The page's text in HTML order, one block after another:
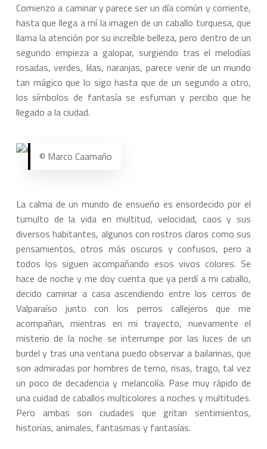
Comienzo a caminar y parece ser un día común y corriente,
hasta que llega a mí la imagen de un caballo turquesa, que
llama la atención por su increíble belleza, pero dentro de un
segundo empieza a galopar, surgiendo tras el melodías
rosadas, verdes, lilas, naranjas, parece venir de un mundo
tan mágico que lo sigo hasta que de un segundo a otro,
los símbolos de fantasía se esfuman y percibo que he
llegado a la ciudad.
© Marco Caamaño
La calma de un mundo de ensueño es ensordecido por el
tumulto de la vida en multitud, velocidad, caos y sus
diversos habitantes, algunos con rostros claros como sus
pensamientos, otros más oscuros y confusos, pero a
todos los siguen acompañando esos vivos colores. Se
hace de noche y me doy cuenta que ya perdí a mi caballo,
decido caminar a casa ascendiendo entre los cerros de
Valparaíso junto con los perros callejeros que me
acompañan, mientras en mi trayecto, nuevamente el
misterio de la noche se interrumpe por las luces de un
burdel y tras una ventana puedo observar a bailarinas, que
son admiradas por hombres de terno, risas, trago, tal vez
un poco de decadencia y melancolía. Pase muy rápido de
una cuidad de caballos multicolores a noches y multitudes.
Pero ambas son ciudades que gritan sentimientos,
historias, animales, fantasmas y fantasías.